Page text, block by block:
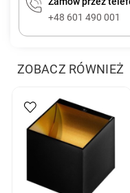
+48 601 490 001
ZOBACZ RÓWNIEŻ